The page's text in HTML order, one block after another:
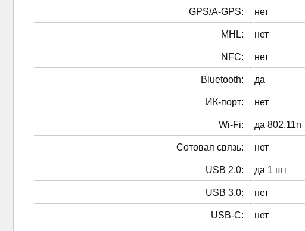
GPS/A-GPS: нет
MHL: нет
NFC: нет
Bluetooth: да
ИК-порт: нет
Wi-Fi: да 802.11n
Сотовая связь: нет
USB 2.0: да 1 шт
USB 3.0: нет
USB-C: нет